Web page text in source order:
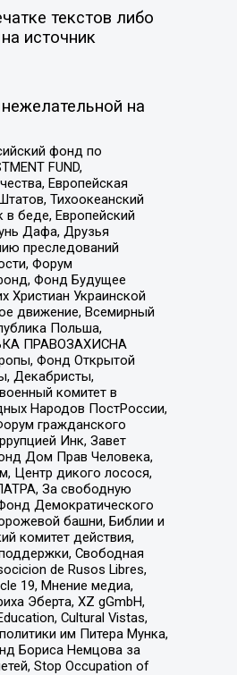
текстов либо
источник
на
фонд по
FUND,
Европейская
Тихоокеанский
беде, Европейский
Дафа, Друзья
преследований
Форум
Фонд Будущее
Христиан Украинской
движение, Всемирный
Польша,
ПРАВОЗАХИСНА
Фонд Открытой
Декабристы,
комитет в
Народов ПостРоссии,
гражданского
Инк, Завет
Дом Прав Человека,
Центр дикого лосося,
За свободную
Демократического
башни, Библии и
комитет действия,
Свободная
de Rusos Libres,
19, Мнение медиа,
Эберта, XZ gGmbH,
Cultural Vistas,
им Питера Мунка,
Бориса Немцова за
Stop Occupation of